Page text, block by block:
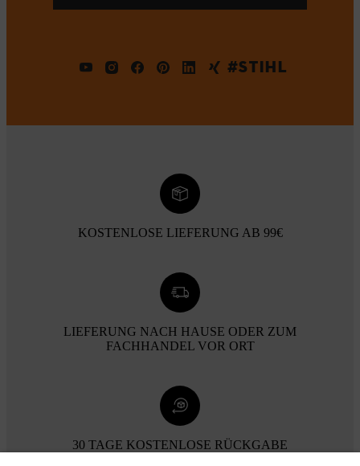
#STIHL
KOSTENLOSE LIEFERUNG AB 99€
LIEFERUNG NACH HAUSE ODER ZUM
FACHHANDEL VOR ORT
30 TAGE KOSTENLOSE RÜCKGABE